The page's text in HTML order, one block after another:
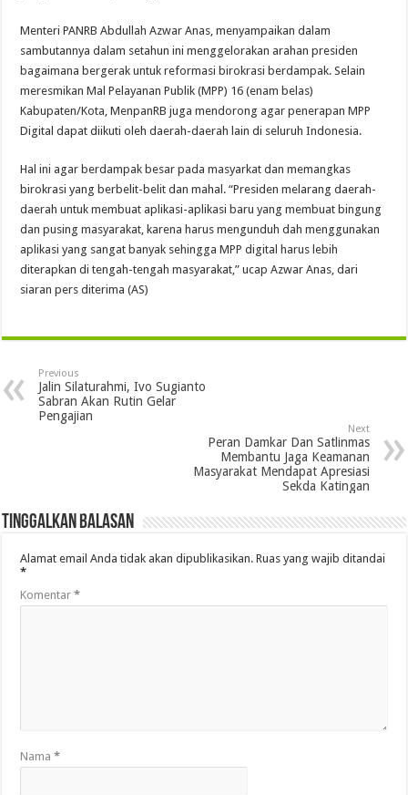
Menteri PANRB Abdullah Azwar Anas, menyampaikan dalam
sambutannya dalam setahun ini menggelorakan arahan presiden
bagaimana bergerak untuk reformasi birokrasi berdampak. Selain
meresmikan Mal Pelayanan Publik (MPP) 16 (enam belas)
Kabupaten/Kota, MenpanRB juga mendorong agar penerapan MPP
Digital dapat diikuti oleh daerah-daerah lain di seluruh Indonesia.
Hal ini agar berdampak besar pada masyarkat dan memangkas
birokrasi yang berbelit-belit dan mahal. “Presiden melarang daerah-
daerah untuk membuat aplikasi-aplikasi baru yang membuat bingung
dan pusing masyarakat, karena harus mengunduh dah menggunakan
aplikasi yang sangat banyak sehingga MPP digital harus lebih
diterapkan di tengah-tengah masyarakat,” ucap Azwar Anas, dari
siaran pers diterima (AS)
Previous
Jalin Silaturahmi, Ivo Sugianto
Sabran Akan Rutin Gelar
Pengajian
Next
Peran Damkar Dan Satlinmas
Membantu Jaga Keamanan
Masyarakat Mendapat Apresiasi
Sekda Katingan
Tinggalkan Balasan
Alamat email Anda tidak akan dipublikasikan. Ruas yang wajib ditandai
*
Komentar*
Nama*